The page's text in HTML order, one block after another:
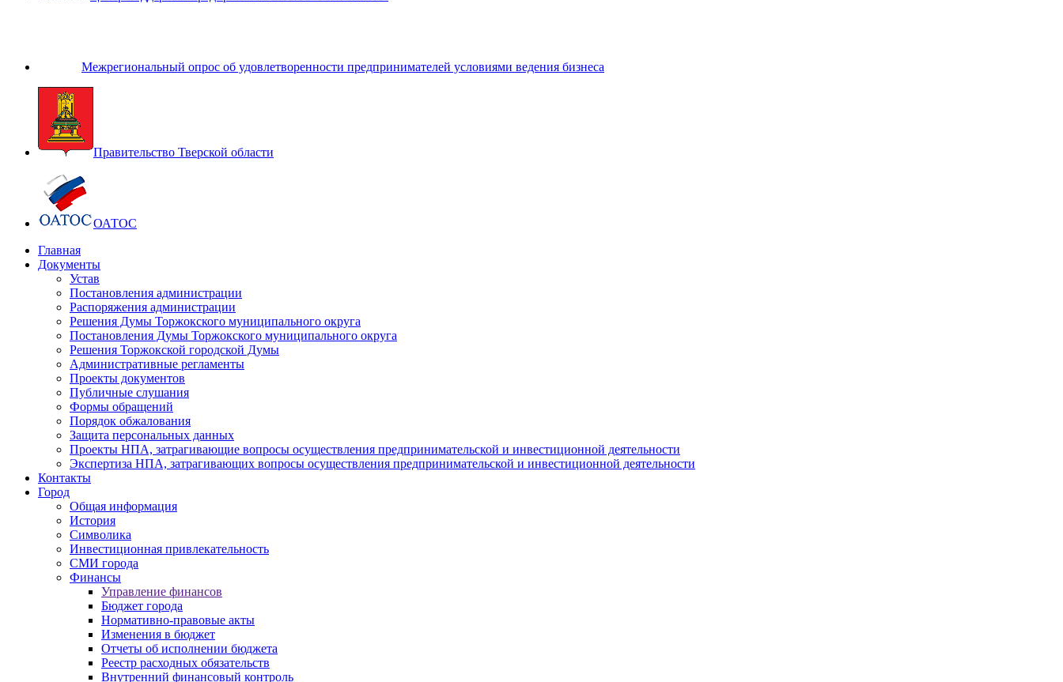
Межрегиональный опрос об удовлетворенности предпринимателей условиями ведения бизнеса
Правительство Тверской области
ОАТОС
Главная
Документы
Устав
Постановления администрации
Распоряжения администрации
Решения Думы Торжокского муниципального округа
Постановления Думы Торжокского муниципального округа
Решения Торжокской городской Думы
Административные регламенты
Проекты документов
Публичные слушания
Формы обращений
Порядок обжалования
Защита персональных данных
Проекты НПА, затрагивающие вопросы осуществления предпринимательской и инвестиционной деятельности
Экспертиза НПА, затрагивающих вопросы осуществления предпринимательской и инвестиционной деятельности
Контакты
Город
Общая информация
История
Символика
Инвестиционная привлекательность
СМИ города
Финансы
Управление финансов
Бюджет города
Нормативно-правовые акты
Изменения в бюджет
Отчеты об исполнении бюджета
Реестр расходных обязательств
Внутренний финансовый контроль